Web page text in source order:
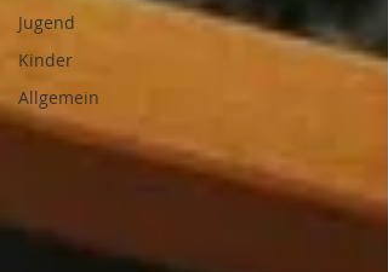
Jugend
Kinder
Allgemein